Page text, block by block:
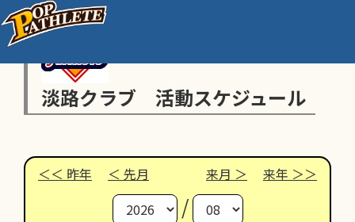
淡路クラブ 活動スケジュール
昨年 先月 来月 来年
/